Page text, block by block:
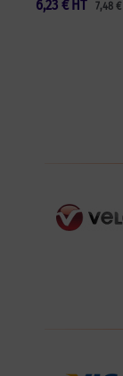
6,23 € 7,48 €
HT